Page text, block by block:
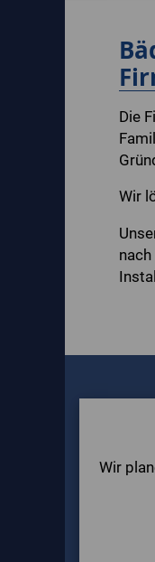
Die
Wir
Wir